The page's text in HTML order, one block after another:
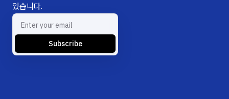
있습니다.
Subscribe